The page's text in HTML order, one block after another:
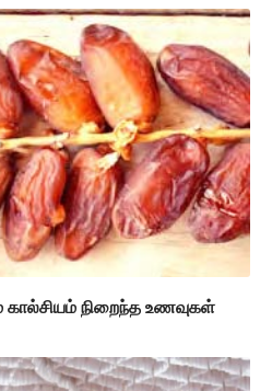
நிறைந்த உணவுகள்